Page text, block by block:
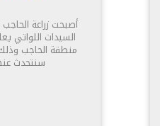
أصبحت زراعة
السيدات اللواتي
منطقة الحاجب
سنتحدث